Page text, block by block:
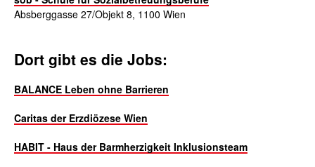
Absberggasse 27/Objekt 8, 1100 Wien
Dort gibt es die Jobs:
BALANCE Leben ohne Barrieren
Caritas der Erzdiözese Wien
HABIT - Haus der Barmherzigkeit Inklusionsteam